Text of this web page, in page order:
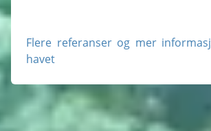
Flere referanser og mer informasjon om livet i
havet